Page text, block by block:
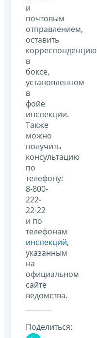
и
почтовым
отправлением,
оставить
корреспонденцию
в
боксе,
установленном
в
фойе
инспекции.
Также
можно
получить
консультацию
по
телефону:
8-800-
222-
22-22
и по
телефонам
инспекций,
указанным
на
официальном
сайте
ведомства.
Поделиться: